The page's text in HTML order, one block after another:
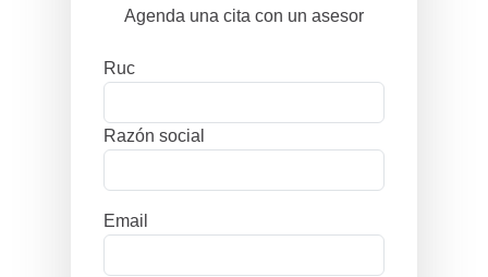
Agenda una cita con un asesor
Ruc
Razón social
Email